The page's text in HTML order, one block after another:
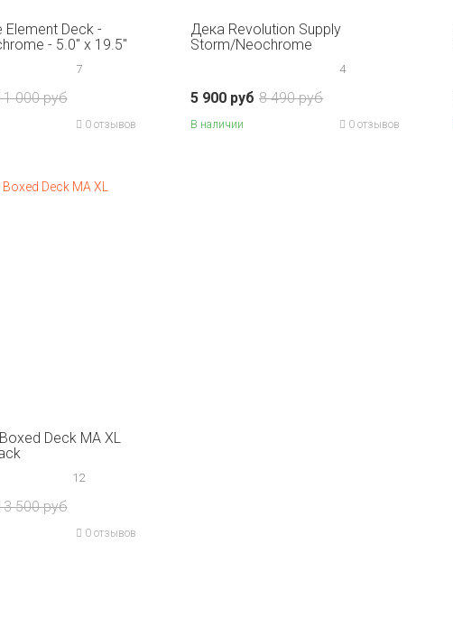
Element Deck -
- 5.0" x 19.5"
7
000 руб
0 отзывов
Дека Revolution Supply
Storm/Neochrome
4
8 490 руб
5 900 руб
В наличии 0 отзывов
Deck MA XL
12
500 руб
0 отзывов